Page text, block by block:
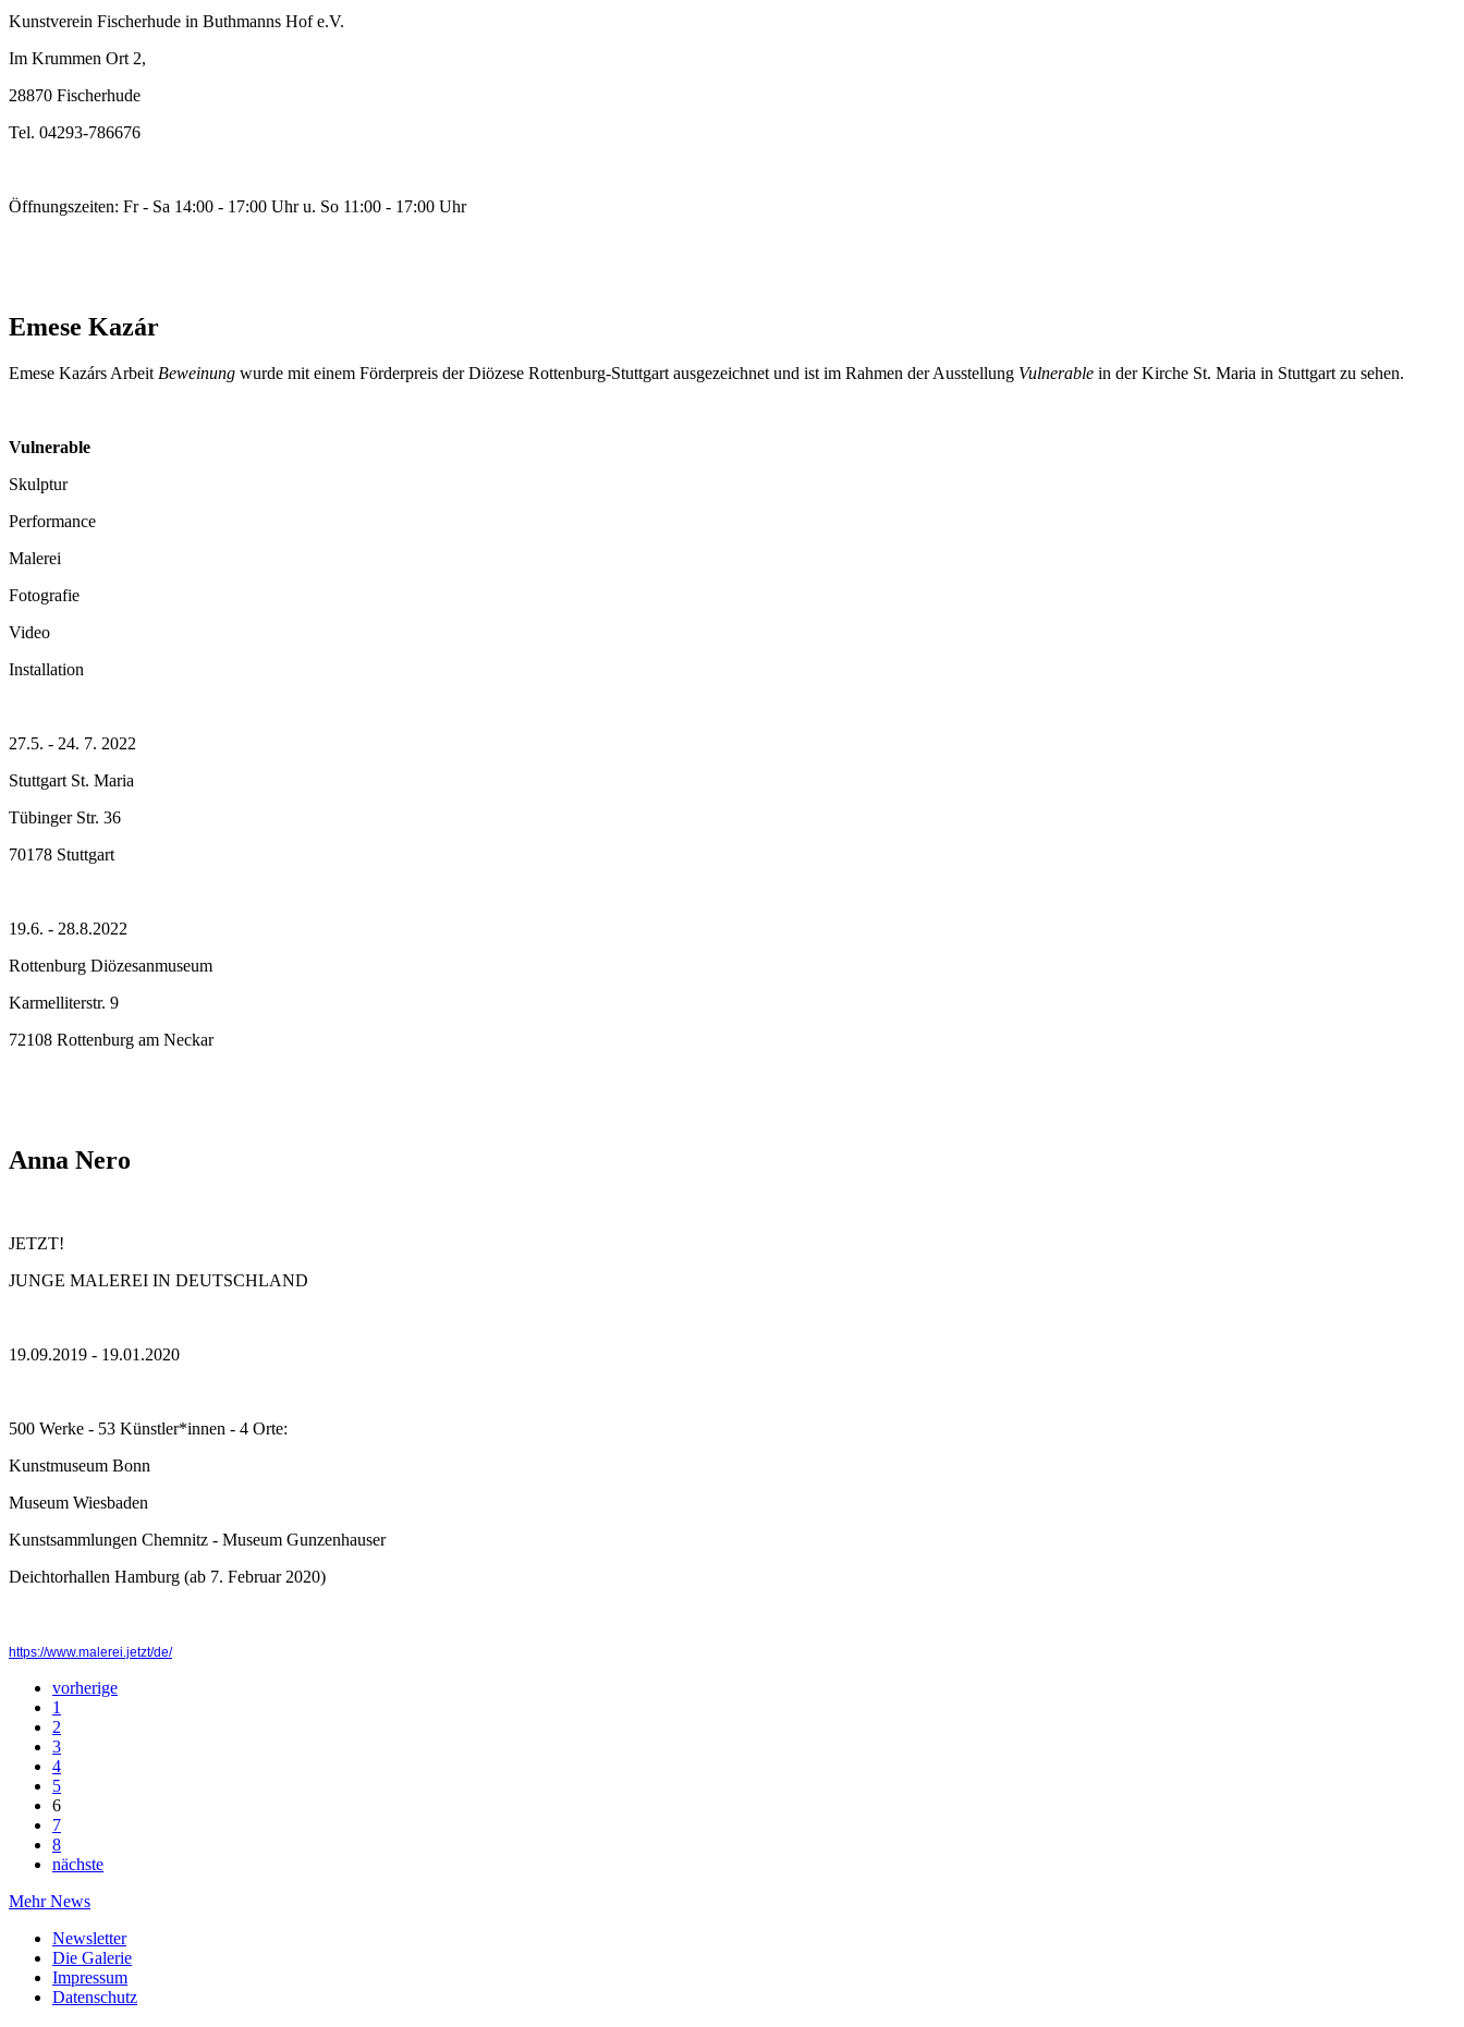
Kunstverein Fischerhude in Buthmanns Hof e.V.
Im Krummen Ort 2,
28870 Fischerhude
Tel. 04293-786676
Öffnungszeiten: Fr - Sa 14:00 - 17:00 Uhr u. So 11:00 - 17:00 Uhr
Emese Kazár
Emese Kazárs Arbeit Beweinung wurde mit einem Förderpreis der Diözese Rottenburg-Stuttgart ausgezeichnet und ist im Rahmen der Ausstellung Vulnerable in der Kirche St. Maria in Stuttgart zu sehen.
Vulnerable
Skulptur
Performance
Malerei
Fotografie
Video
Installation
27.5. - 24. 7. 2022
Stuttgart St. Maria
Tübinger Str. 36
70178 Stuttgart
19.6. - 28.8.2022
Rottenburg Diözesanmuseum
Karmelliterstr. 9
72108 Rottenburg am Neckar
Anna Nero
JETZT!
JUNGE MALEREI IN DEUTSCHLAND
19.09.2019 - 19.01.2020
500 Werke - 53 Künstler*innen - 4 Orte:
Kunstmuseum Bonn
Museum Wiesbaden
Kunstsammlungen Chemnitz - Museum Gunzenhauser
Deichtorhallen Hamburg (ab 7. Februar 2020)
https://www.malerei.jetzt/de/
vorherige
1
2
3
4
5
6
7
8
nächste
Mehr News
Newsletter
Die Galerie
Impressum
Datenschutz